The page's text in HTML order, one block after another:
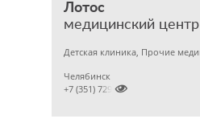
Лотос
медицинский центр
Челябинск

+7 (351) 7298929